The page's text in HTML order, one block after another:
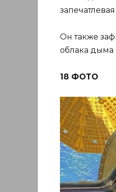
Он также
облака
18 ФОТО